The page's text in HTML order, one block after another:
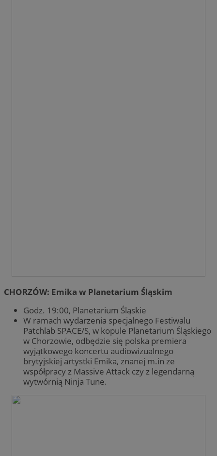
CHORZÓW: Emika w Planetarium Śląskim
Godz. 19:00, Planetarium Śląskie
W ramach wydarzenia specjalnego Festiwalu
Patchlab SPACE/S, w kopule Planetarium Śląskiego
w Chorzowie, odbędzie się polska premiera
wyjątkowego koncertu audiowizualnego
brytyjskiej artystki Emika, znanej m.in ze
współpracy z Massive Attack czy z legendarną
wytwórnią Ninja Tune.